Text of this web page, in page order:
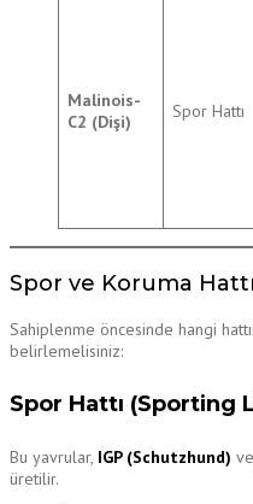
Malinois-
C2 (Dişi)
Spor Hattı
Spor ve Koruma
Sahiplenme öncesinde hangi
belirlemelisiniz:
Spor Hattı (Sporting
Bu yavrular, IGP (Schutzhund)
üretilir.